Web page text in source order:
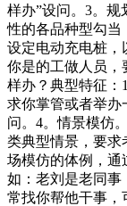
样办”设问。3。
性的各品种型勾当
设定电动充电桩，
你是的工做人员，
样办？典型特征：
求你掌管或者举办
问。4。情景模仿
类典型情景，要求
场模仿的体例，通
如：老刘是老同事
常找你帮他干事，